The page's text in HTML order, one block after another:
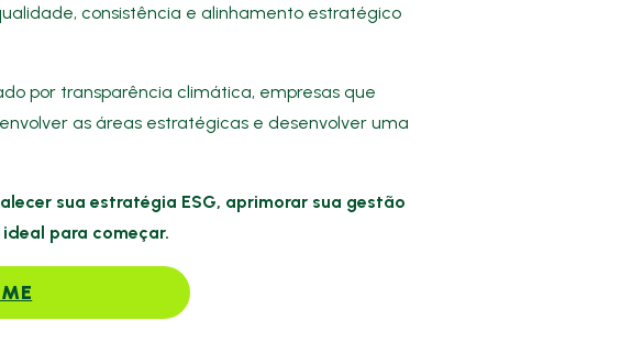
consistência e alinhamento estratégico
por transparência climática, empresas que
as áreas estratégicas e desenvolver uma
sua estratégia ESG, aprimorar sua gestão
para começar.